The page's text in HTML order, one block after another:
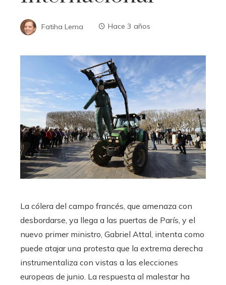
Fatiha Lema Hace 3 años
La cólera del campo francés, que amenaza con
desbordarse, ya llega a las puertas de París, y el
nuevo primer ministro, Gabriel Attal, intenta como
puede atajar una protesta que la extrema derecha
instrumentaliza con vistas a las elecciones
europeas de junio. La respuesta al malestar ha